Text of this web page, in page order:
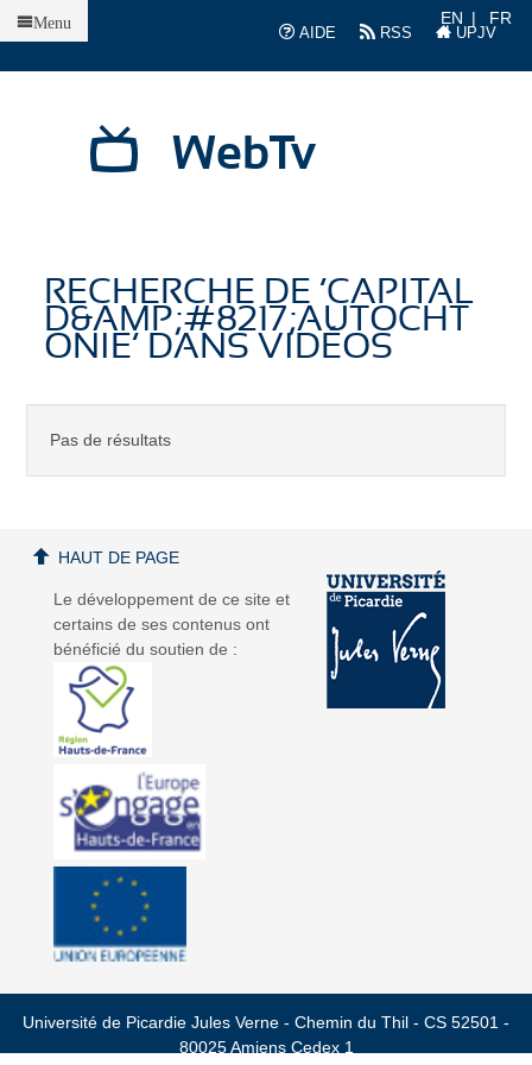
AIDE
RSS UPJV
EN FR
WebTv
Menu
RECHERCHE DE ’CAPITAL
D&AMP;#8217;AUTOCHT
ONIE’ DANS VIDÉOS
Pas de résultats
Le développement de ce site et
certains de ses contenus ont
bénéficié du soutien de :
Université de Picardie Jules Verne - Chemin du Thil - CS 52501 -
80025 Amiens Cedex 1
HAUT DE PAGE